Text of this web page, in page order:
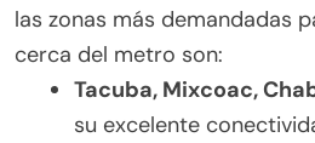
las zonas más demandadas
cerca del metro son:
Tacuba, Mixcoac,
su excelente